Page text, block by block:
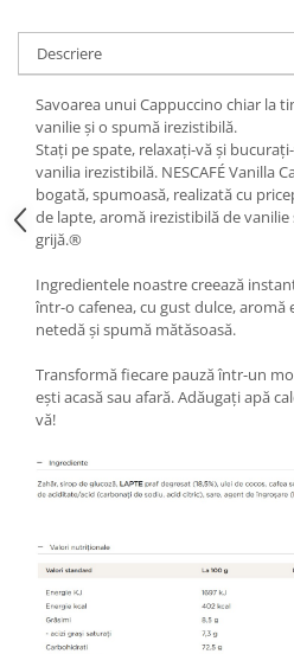
Descriere
Savoarea unui Cappuccino chiar la
vanilie și o spumă irezistibilă.
Stați pe spate, relaxați-vă și
vanilia irezistibilă. NESCAFÉ Vanilla
bogată, spumoasă, realizată cu
de lapte, aromă irezistibilă de
grijă.®
​Ingredientele noastre creează
într-o cafenea, cu gust dulce,
netedă și spumă mătăsoasă.
Transformă fiecare pauză într-un
ești acasă sau afară. Adăugați apă
vă!